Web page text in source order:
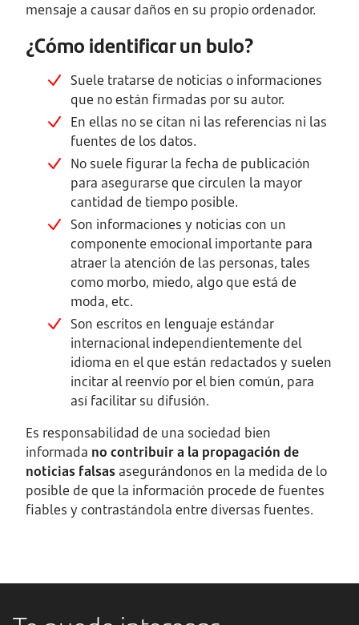
mensaje a causar daños en su propio ordenador.
¿Cómo identificar un bulo?
Suele tratarse de noticias o informaciones
que no están firmadas por su autor.
En ellas no se citan ni las referencias ni las
fuentes de los datos.
No suele figurar la fecha de publicación
para asegurarse que circulen la mayor
cantidad de tiempo posible.
Son informaciones y noticias con un
componente emocional importante para
atraer la atención de las personas, tales
como morbo, miedo, algo que está de
moda, etc.
Son escritos en lenguaje estándar
internacional independientemente del
idioma en el que están redactados y suelen
incitar al reenvío por el bien común, para
así facilitar su difusión.
Es responsabilidad de una sociedad bien
informada no contribuir a la propagación de
noticias falsasasegurándonos en la medida de lo
posible de que la información procede de fuentes
fiables y contrastándola entre diversas fuentes.